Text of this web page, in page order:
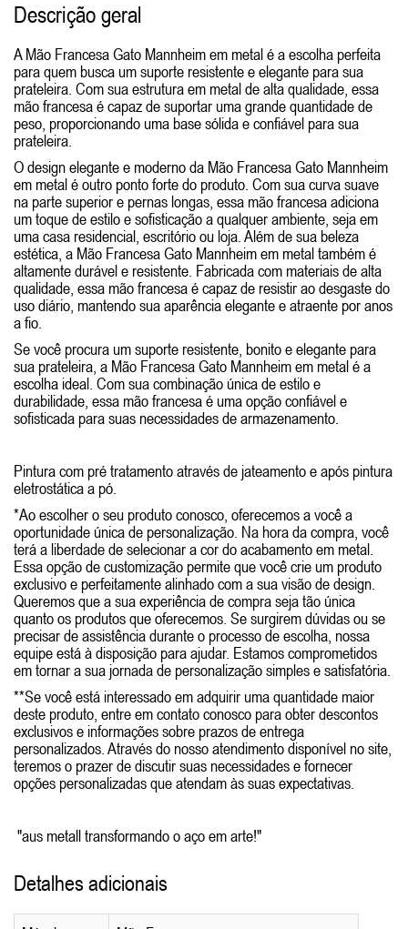
Descrição geral
A Mão Francesa Gato Mannheim em metal é a escolha perfeita
para quem busca um suporte resistente e elegante para sua
prateleira. Com sua estrutura em metal de alta qualidade, essa
mão francesa é capaz de suportar uma grande quantidade de
peso, proporcionando uma base sólida e confiável para sua
prateleira.
O design elegante e moderno da Mão Francesa Gato Mannheim
em metal é outro ponto forte do produto. Com sua curva suave
na parte superior e pernas longas, essa mão francesa adiciona
um toque de estilo e sofisticação a qualquer ambiente, seja em
uma casa residencial, escritório ou loja. Além de sua beleza
estética, a Mão Francesa Gato Mannheim em metal também é
altamente durável e resistente. Fabricada com materiais de alta
qualidade, essa mão francesa é capaz de resistir ao desgaste do
uso diário, mantendo sua aparência elegante e atraente por anos
a fio.
Se você procura um suporte resistente, bonito e elegante para
sua prateleira, a Mão Francesa Gato Mannheim em metal é a
escolha ideal. Com sua combinação única de estilo e
durabilidade, essa mão francesa é uma opção confiável e
sofisticada para suas necessidades de armazenamento.
Pintura com pré tratamento através de jateamento e após pintura
eletrostática a pó.
*Ao escolher o seu produto conosco, oferecemos a você a
oportunidade única de personalização. Na hora da compra, você
terá a liberdade de selecionar a cor do acabamento em metal.
Essa opção de customização permite que você crie um produto
exclusivo e perfeitamente alinhado com a sua visão de design.
Queremos que a sua experiência de compra seja tão única
quanto os produtos que oferecemos. Se surgirem dúvidas ou se
precisar de assistência durante o processo de escolha, nossa
equipe está à disposição para ajudar. Estamos comprometidos
em tornar a sua jornada de personalização simples e satisfatória.
**Se você está interessado em adquirir uma quantidade maior
deste produto, entre em contato conosco para obter descontos
exclusivos e informações sobre prazos de entrega
personalizados. Através do nosso atendimento disponível no site,
teremos o prazer de discutir suas necessidades e fornecer
opções personalizadas que atendam às suas expectativas.
"aus metall transformando o aço em arte!"
Detalhes adicionais